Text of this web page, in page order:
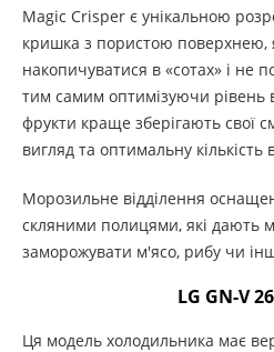
Magic Crisper є унікальною
кришка з пористою поверхнею,
накопичуватися в «сотах» і не
тим самим оптимізуючи рівень
фрукти краще зберігають свої
вигляд та оптимальну кількість
Морозильне відділення
скляними полицями, які дають
заморожувати м'ясо, рибу чи
LG GN-V
Ця модель холодильника має